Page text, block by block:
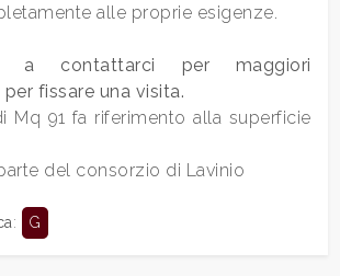
alle proprie esigenze.
a contattarci per maggiori
fissare una visita.
Mq 91 fa riferimento alla superficie
del consorzio di Lavinio
: G